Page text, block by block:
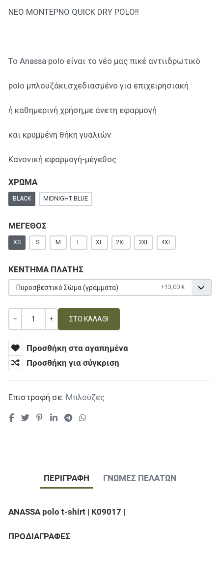
NΕΟ ΜΟΝΤΕΡΝΟ QUICK DRY POLO!!
Το Anassa polo είναι το νέο μας πικέ αντιιδρωτικό
polo μπλουζάκι,σχεδιασμένο για επιχειρησιακή
ή καθημερινή χρήση,με άνετη εφαρμογή
και κρυμμένη θήκη γυαλιών
Κανονική εφαρμογή-μέγεθος
ΧΡΩΜΑ
BLACK MIDNIGHT BLUE
ΜΕΓΕΘΟΣ
XS S M L XL 2XL 3XL 4XL
ΚΕΝΤΗΜΑ ΠΛΑΤΗΣ
Πυροσβεστικό Σώμα (γράμματα) +13,00 €
Ποσότητα
Προσθήκη στα αγαπημένα
Προσθήκη για σύγκριση
Επιστροφή σε: Μπλούζες
ΠΕΡΙΓΡΑΦΉ ΓΝΏΜΕΣ ΠΕΛΑΤΏΝ
ANASSA polo t-shirt | K09017 |
ΠΡΟΔΙΑΓΡΑΦΕΣ